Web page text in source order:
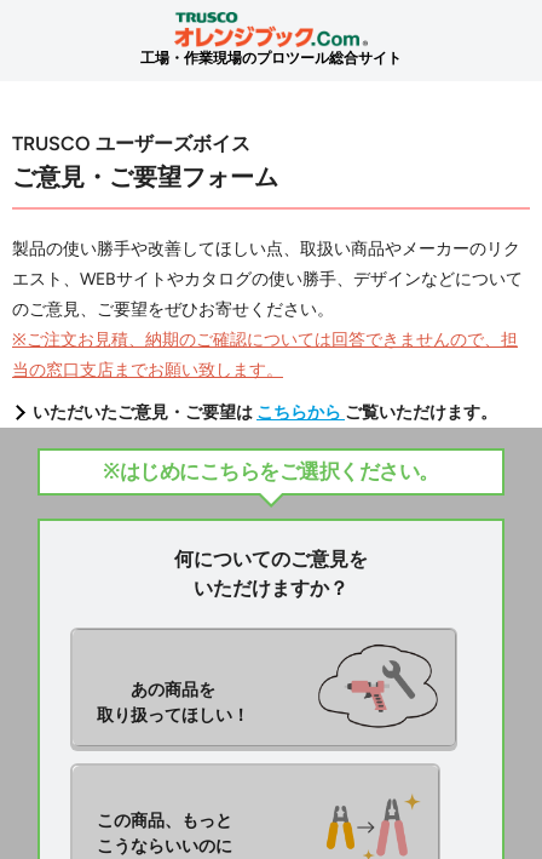
工場・作業現場のプロツール総合サイト
TRUSCO ユーザーズボイス
ご意見・ご要望フォーム
製品の使い勝手や改善してほしい点、取扱い商品やメーカーのリク
エスト、WEBサイトやカタログの使い勝手、デザインなどについて
のご意見、ご要望をぜひお寄せください。
※ご注文お見積、納期のご確認については回答できませんので、担
当の窓口支店までお願い致します。
いただいたご意見・ご要望は こちらから ご覧いただけます。
※はじめにこちらをご選択ください。
何についてのご意見を
いただけますか？
あの商品を
取り扱ってほしい！
この商品、もっと
こうならいいのに